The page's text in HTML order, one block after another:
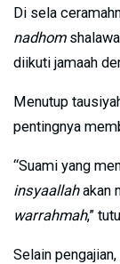
Di sela
nadhom
diikuti jamaah
Menutup
pentingnya
“Suami yang
insyaallahakan
warrahmah,”
Selain